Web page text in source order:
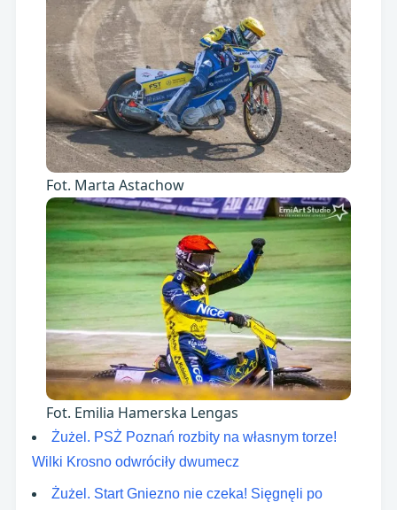
Fot. Marta Astachow
Fot. Emilia Hamerska Lengas
Żużel. PSŻ Poznań rozbity na własnym torze!
Wilki Krosno odwróciły dwumecz
Żużel. Start Gniezno nie czeka! Sięgnęli po